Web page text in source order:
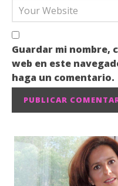
Guardar mi nombre,
web en este
haga un comentario.